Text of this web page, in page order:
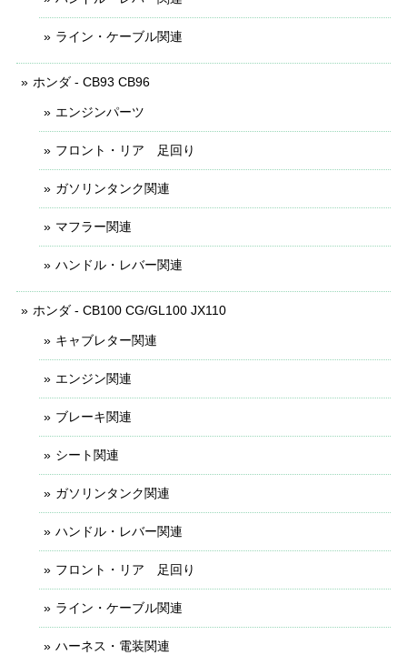
ライン・ケーブル関連
ホンダ - CB93 CB96
エンジンパーツ
フロント・リア 足回り
ガソリンタンク関連
マフラー関連
ハンドル・レバー関連
ホンダ - CB100 CG/GL100 JX110
キャブレター関連
エンジン関連
ブレーキ関連
シート関連
ガソリンタンク関連
ハンドル・レバー関連
フロント・リア 足回り
ライン・ケーブル関連
ハーネス・電装関連